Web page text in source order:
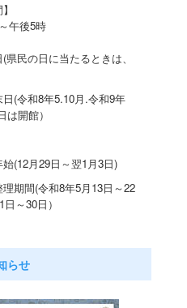
午後5時
県民の日に当たると きは、
(令和8年5.10月.令和9年
は開館）
(12月29日～翌1月3日)
期間(令和8年5月13日～22
日～30日）
らせ